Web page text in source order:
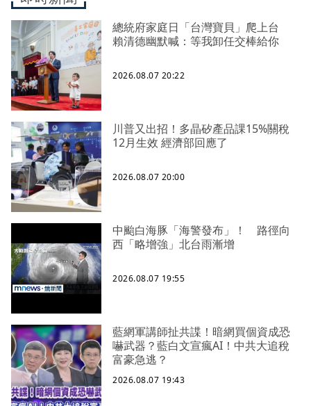
總統府家庭日「台灣寶貝」爬上台
賴清德幽默喊：等我卸任交棒給你
2026.08.07 20:22
川普又出招！多晶矽產品課15%關稅
12月生效 經濟部回應了
2026.08.07 20:00
中颱白海豚「海警發布」！ 路徑向
西「略增強」北台雨漸增
2026.08.07 19:55
藍網軍講師扯共諜！暗網買個資成恐
嚇武器？藍白文宣瘋AI！中共大追稅
富豪急逃？
2026.08.07 19:43